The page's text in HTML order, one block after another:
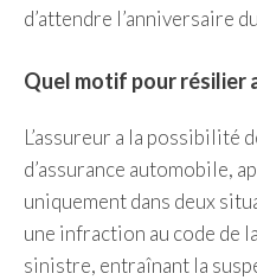
d’attendre l’anniversaire
Quel motif pour résilier
L’assureur a la possibilité
d’assurance automobile,
uniquement dans deux
une infraction au code de
sinistre, entraînant la